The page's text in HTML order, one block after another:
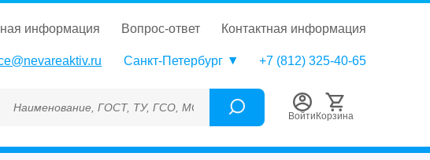
информация вопрос-ответ контактная информация
Санкт-Петербург +7 (812) 325-40-65
ГОСТ, ТУ, ГСО, МСО, ОСО, СОП, ГРСИ, Каталожный номер (Артикул),
Войти Корзина